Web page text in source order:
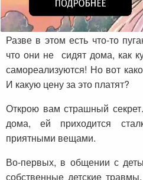
Разве в этом есть что-то
что они не сидят дома, как
самореализуются! Но вот
И какую цену за это платят?
Открою вам страшный
дома, ей приходится
приятными вещами.
Во-первых, в общении с
собственные детские